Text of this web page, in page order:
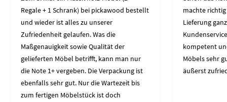
Regale + 1 Schrank) bei pickawood bestellt
und wieder ist alles zu unserer
Zufriedenheit gelaufen. Was die
Maßgenauigkeit sowie Qualität der
gelieferten Möbel betrifft, kann man nur
die Note 1+ vergeben. Die Verpackung ist
ebenfalls sehr gut. Nur die Wartezeit bis
zum fertigen Möbelstück ist doch
machte
Lieferung
kompetent
Möbels sehr
äußerst